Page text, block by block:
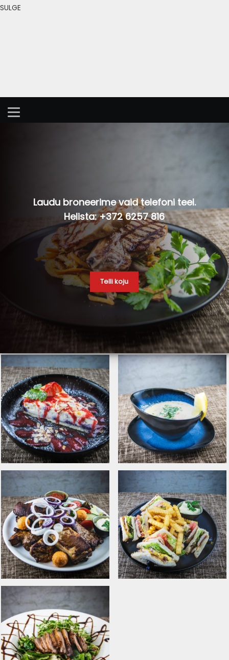
SULGE
Laudu broneerime vaid telefoni teel.
Helista: +372 6257 816
Telli koju
Toorjuustu
mustikakook
Koorene lõhesupp
Tommi sakuska